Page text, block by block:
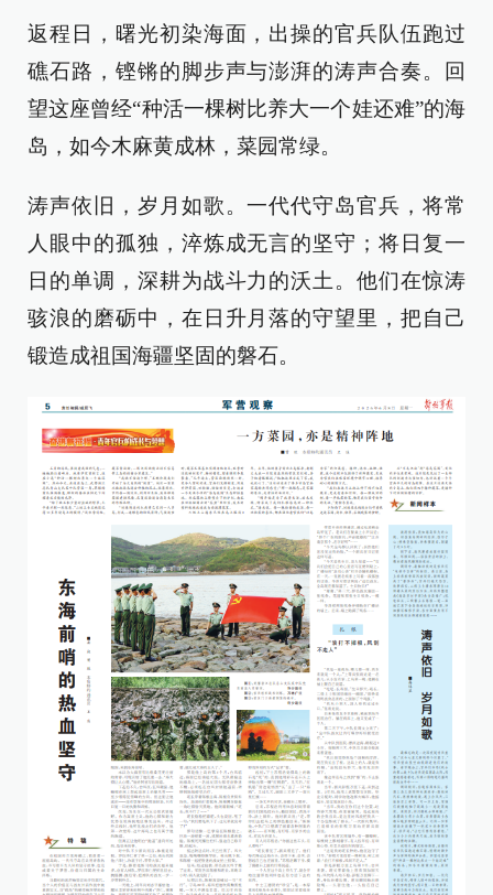
返程日，曙光初染海面，出操的官兵队伍跑过
礁石路，铿锵的脚步声与澎湃的涛声合奏。回
望这座曾经“种活一棵树比养大一个娃还难”的海
岛，如今木麻黄成林，菜园常绿。
涛声依旧，岁月如歌。一代代守岛官兵，将常
人眼中的孤独，淬炼成无言的坚守；将日复一
日的单调，深耕为战斗力的沃土。他们在惊涛
骇浪的磨砺中，在日升月落的守望里，把自己
锻造成祖国海疆坚固的磐石。